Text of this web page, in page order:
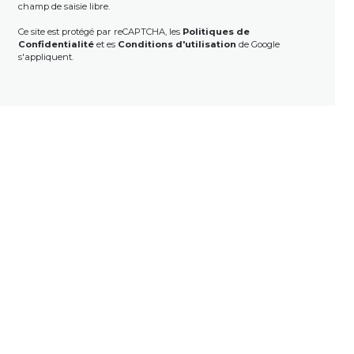
champ de saisie libre.
Ce site est protégé par reCAPTCHA, les Politiques de
Confidentialitéet es Conditions d'utilisation de Google
s'appliquent.